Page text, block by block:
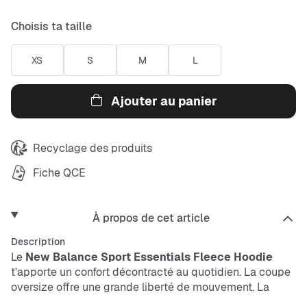
Choisis ta taille
XS S M L
Ajouter au panier
Recyclage des produits
Fiche QCE
À propos de cet article
Description
Le New Balance Sport Essentials Fleece Hoodie
t’apporte un confort décontracté au quotidien. La coupe
oversize offre une grande liberté de mouvement. La